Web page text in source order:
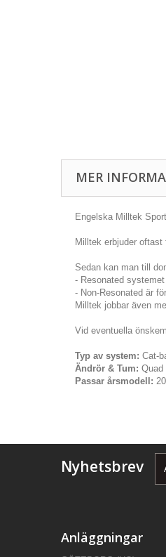
MER
Engelska Milltek
Milltek erbjuder
Sedan kan man till
- Resonated
- Non-Resonated är
Milltek jobbar även
Vid eventuella
Typ av system: Cat-
Ändrör & Tum: Quad
Passar årsmodell:
Nyhetsbrev
Anläggningar